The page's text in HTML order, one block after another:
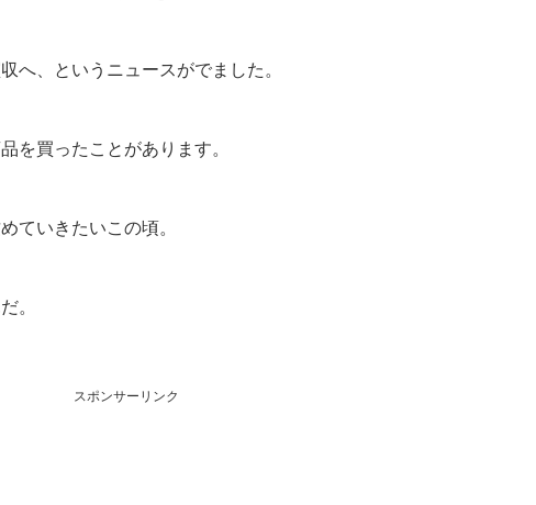
へ、というニュースがでました。
を買ったことがあります。
ていきたいこの頃。
。
スポンサーリンク